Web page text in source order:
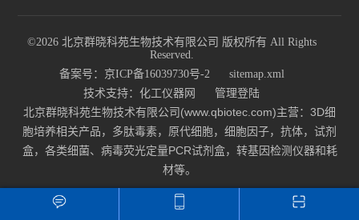
©2026 北京群晓科苑生物技术有限公司 版权所有 All Rights
Reserved.
备案号：京ICP备16039730号-2
sitemap.xml
技术支持： 化工仪器网 管理登陆
北京群晓科苑生物技术有限公司(www.qbiotec.com)主营：3D细
胞培养相关产品，多肽毒素，原代细胞，细胞因子，抗体，试剂
盒，各类细菌、病毒荧光定量PCR试剂盒，转基因检测仪器和耗
材等。